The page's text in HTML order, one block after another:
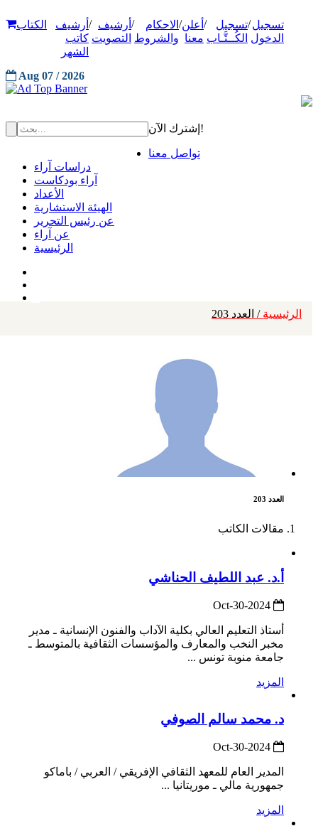
تسجيل
الدخول
/تسجيل
الكُــتَّـاب
/ أعلن
معنا
/ الاحكام
والشروط
/ أرشيف
التصويت
/ أرشيف
كاتب
الشهر
الكتاب
Aug 07 / 2026
إشترك الآن!
تواصل معنا
دراسات آراء
آراء بودكاست
الأعداد
الهيئة الاستشارية
عن رئيس التحرير
عن آراء
الرئيسية
الرئيسية / العدد 203
العدد 203
مقالات الكاتب
أ.د. عبد اللطيف الحناشي
أستاذ التعليم العالي بكلية الآداب والفنون الإنسانية ـ مدير
مخبر النخب والمعارف والمؤسسات الثقافية بالمتوسط ـ
جامعة منوبة تونس ...
المزيد
د. محمد سالم الصوفي
المدير العام للمعهد الثقافي الإفريقي / العربي / باماكو
جمهورية مالي ـ موريتانيا ...
المزيد